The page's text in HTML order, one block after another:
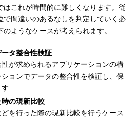
はこれが時間的に難しくなります。従
で間違いのあるなしを判定していく必
ようなケースが考えられます。
タ整合性検証
が求められるアプリケーションの構
ョンでデータの整合性を検証し、保
の現新比較
を行った際の現新比較を行うケース